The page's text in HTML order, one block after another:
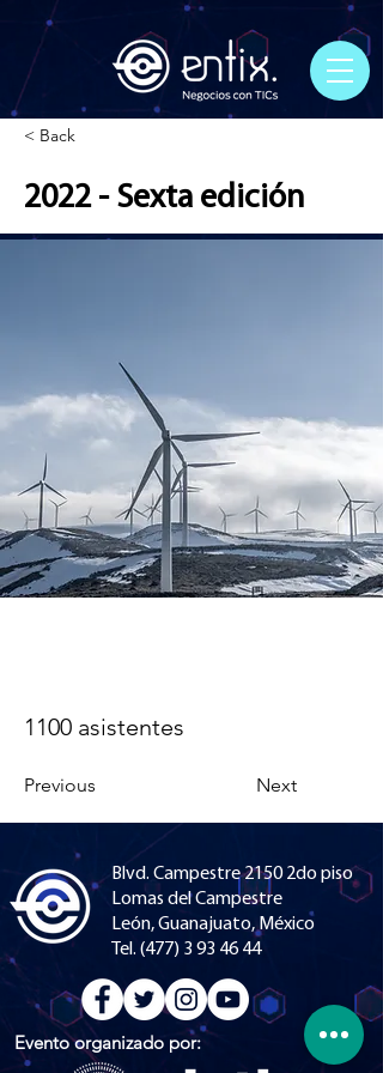
< Back
2022 - Sexta edición
1100 asistentes
Previous Next
Blvd. Campestre 2150 2do piso
Lomas del Campestre
León, Guanajuato, México
Tel. (477) 3 93 46 44
Evento organizado por: